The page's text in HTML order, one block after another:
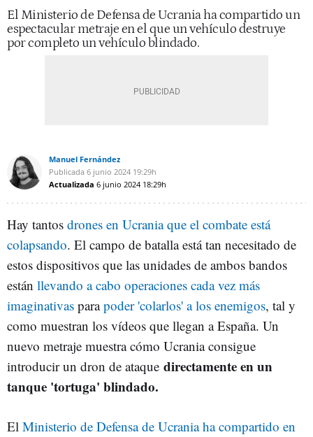
El Ministerio de Defensa de Ucrania ha compartido un
espectacular metraje en el que un vehículo destruye
por completo un vehículo blindado.
Manuel Fernández
Publicada 6 junio 2024 19:29h
Actualizada 6 junio 2024 18:29h
Hay tantos drones en Ucrania que el combate está
colapsando. El campo de batalla está tan necesitado de
estos dispositivos que las unidades de ambos bandos
están llevando a cabo operaciones cada vez más
imaginativas parapoder 'colarlos' a los enemigos, tal y
como muestran los vídeos que llegan a España. Un
nuevo metraje muestra cómo Ucrania consigue
introducir un dron de ataque directamente en un
tanque 'tortuga' blindado.
El Ministerio de Defensa de Ucrania ha compartido en